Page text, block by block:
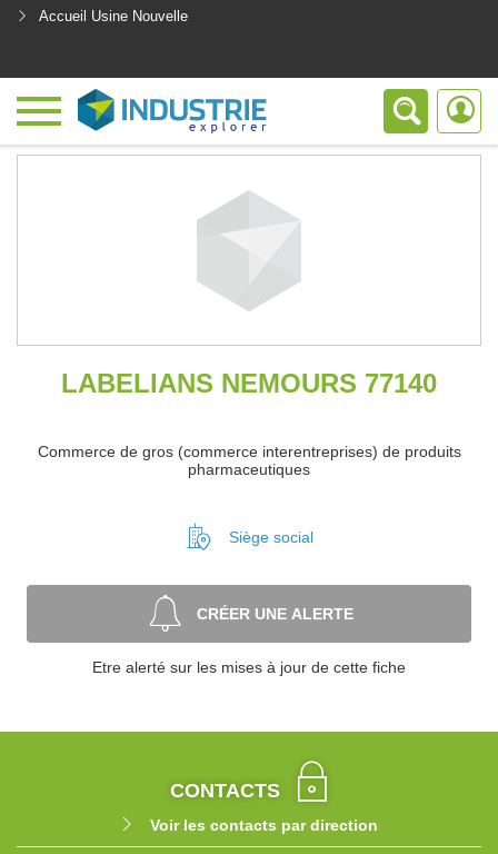
Accueil Usine Nouvelle
LABELIANS NEMOURS 77140
Commerce de gros (commerce interentreprises) de produits
pharmaceutiques
Siège social
CRÉER UNE ALERTE
Etre alerté sur les mises à jour de cette fiche
CONTACTS
Voir les contacts par direction